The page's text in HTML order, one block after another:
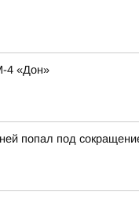
4 «Дон»
попал под